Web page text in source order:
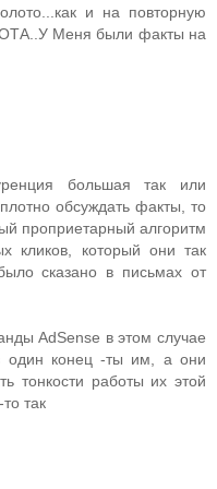
и на повторную
Меня были факты на
большая так или
обсуждать факты, то
проприетарный алгоритм
кликов, который они так
сказано в письмах от
AdSense в этом случае
один конец -ты им, а они
тонкости работы их этой
так